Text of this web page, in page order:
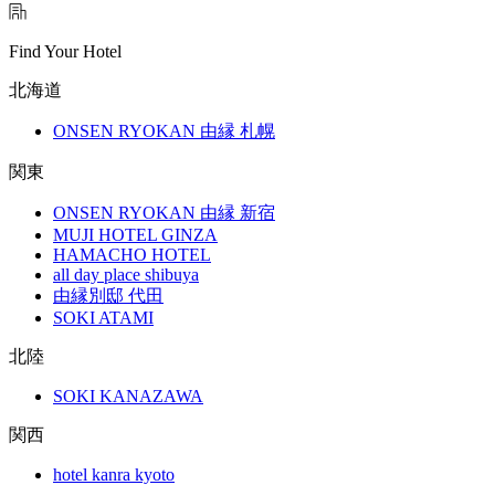
Find Your Hotel
北海道
ONSEN RYOKAN 由縁 札幌
関東
ONSEN RYOKAN 由縁 新宿
MUJI HOTEL GINZA
HAMACHO HOTEL
all day place shibuya
由縁別邸 代田
SOKI ATAMI
北陸
SOKI KANAZAWA
関西
hotel kanra kyoto